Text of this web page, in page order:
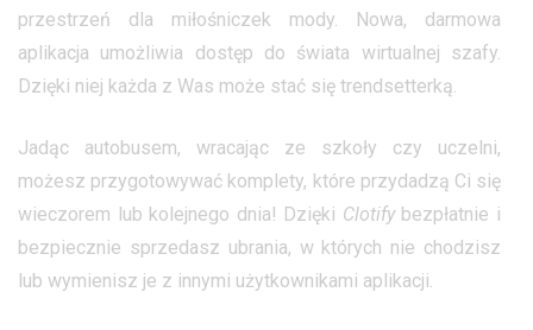
przestrzeń dla miłośniczek mody. Nowa, darmowa
aplikacja umożliwia dostęp do świata wirtualnej szafy.
Dzięki niej każda z Was może stać się trendsetterką.
Jadąc autobusem, wracając ze szkoły czy uczelni,
możesz przygotowywać komplety, które przydadzą Ci się
wieczorem lub kolejnego dnia! Dzięki Clotifybezpłatnie i
bezpiecznie sprzedasz ubrania, w których nie chodzisz
lub wymienisz je z innymi użytkownikami aplikacji.